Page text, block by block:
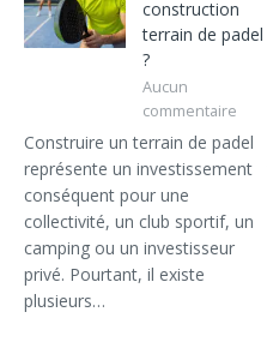
construction
terrain de padel
?
Aucun
commentaire
Construire un terrain de padel
représente un investissement
conséquent pour une
collectivité, un club sportif, un
camping ou un investisseur
privé. Pourtant, il existe
plusieurs…